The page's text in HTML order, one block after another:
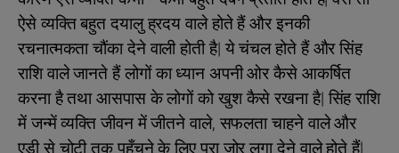
ऐसे व्यक्ति बहुत दयालु ह्रदय वाले होते हैं और इनकी
रचनात्मकता चौंका देने वाली होती है| ये चंचल होते हैं और सिंह
राशि वाले जानते हैं लोगों का ध्यान अपनी ओर कैसे आकर्षित
करना है तथा आसपास के लोगों को खुश कैसे रखना है| सिंह राशि
में जन्में व्यक्ति जीवन में जीतने वाले, सफलता चाहने वाले और